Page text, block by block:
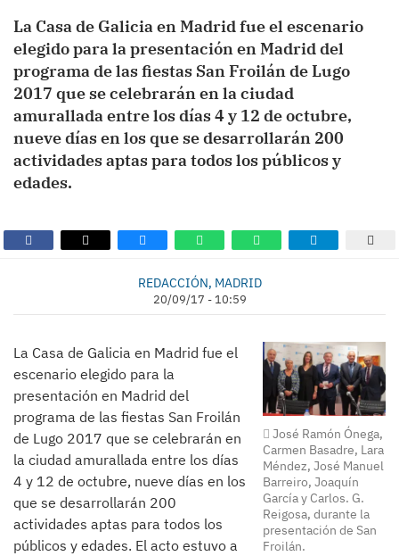
La Casa de Galicia en Madrid fue el escenario
elegido para la presentación en Madrid del
programa de las fiestas San Froilán de Lugo
2017 que se celebrarán en la ciudad
amurallada entre los días 4 y 12 de octubre,
nueve días en los que se desarrollarán 200
actividades aptas para todos los públicos y
edades.
REDACCIÓN, MADRID
20/09/17 - 10:59
José Ramón Ónega,
Carmen Basadre, Lara
Méndez, José Manuel
Barreiro, Joaquín
García y Carlos. G.
Reigosa, durante la
presentación de San
Froilán.
La Casa de Galicia en Madrid fue el
escenario elegido para la
presentación en Madrid del
programa de las fiestas San Froilán
de Lugo 2017 que se celebrarán en
la ciudad amurallada entre los días
4 y 12 de octubre, nueve días en los
que se desarrollarán 200
actividades aptas para todos los
públicos y edades. El acto estuvo a